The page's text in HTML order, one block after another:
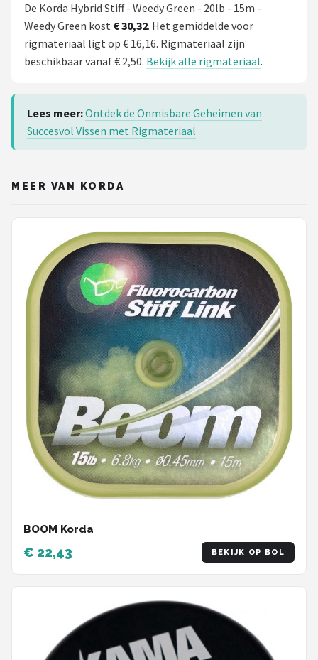
De Korda Hybrid Stiff - Weedy Green - 20lb - 15m -
Weedy Green kost € 30,32. Het gemiddelde voor
rigmateriaal ligt op € 16,16. Rigmateriaal zijn
beschikbaar vanaf € 2,50. Bekijk alle rigmateriaal.
Lees meer:Ontdek de Onmisbare Geheimen van
Succesvol Vissen met Rigmateriaal
MEER VAN KORDA
BOOM Korda
€ 22,43 BEKIJK OP BOL